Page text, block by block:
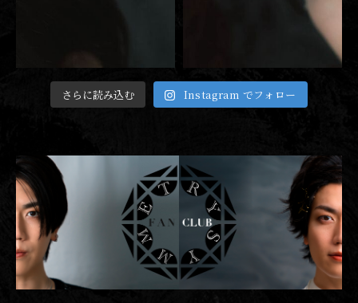
さらに読み込む Instagram でフォロー